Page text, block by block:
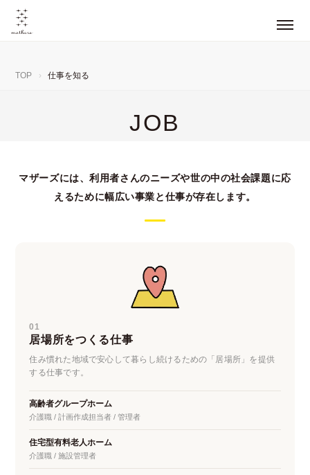
TOP › 仕事を知る
JOB
マザーズには、利用者さんのニーズや世の中の社会課題に応
えるために幅広い事業と仕事が存在します。
01
居場所をつくる仕事
住み慣れた地域で安心して暮らし続けるための「居場所」を提供
する仕事です。
高齢者グループホーム
介護職 / 計画作成担当者 / 管理者
住宅型有料老人ホーム
介護職 / 施設管理者